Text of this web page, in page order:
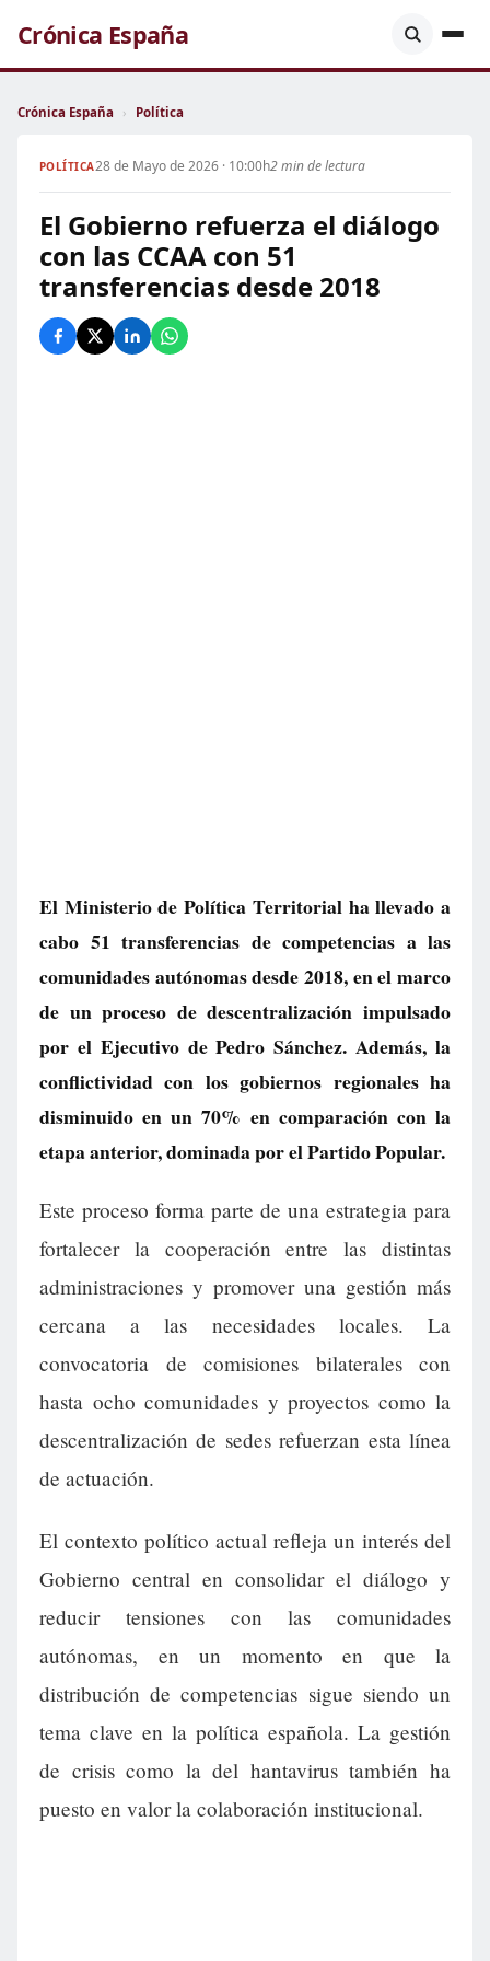
Crónica España
Crónica España › Política
POLÍTICA28 de Mayo de 2026 · 10:00h2 min de lectura
El Gobierno refuerza el diálogo
con las CCAA con 51
transferencias desde 2018
El Ministerio de Política Territorial ha llevado a
cabo 51 transferencias de competencias a las
comunidades autónomas desde 2018, en el marco
de un proceso de descentralización impulsado
por el Ejecutivo de Pedro Sánchez. Además, la
conflictividad con los gobiernos regionales ha
disminuido en un 70% en comparación con la
etapa anterior, dominada por el Partido Popular.
Este proceso forma parte de una estrategia para
fortalecer la cooperación entre las distintas
administraciones y promover una gestión más
cercana a las necesidades locales. La
convocatoria de comisiones bilaterales con
hasta ocho comunidades y proyectos como la
descentralización de sedes refuerzan esta línea
de actuación.
El contexto político actual refleja un interés del
Gobierno central en consolidar el diálogo y
reducir tensiones con las comunidades
autónomas, en un momento en que la
distribución de competencias sigue siendo un
tema clave en la política española. La gestión
de crisis como la del hantavirus también ha
puesto en valor la colaboración institucional.